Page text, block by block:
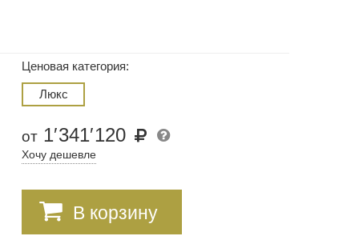
Ценовая категория:
Люкс
от 1′341′120
Хочу дешевле
В корзину